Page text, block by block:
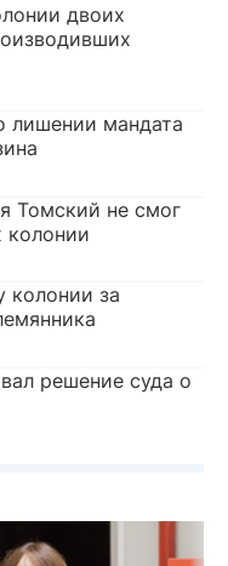
двоих
лишении мандата
Томский не смог
колонии
колонии за
решение суда о